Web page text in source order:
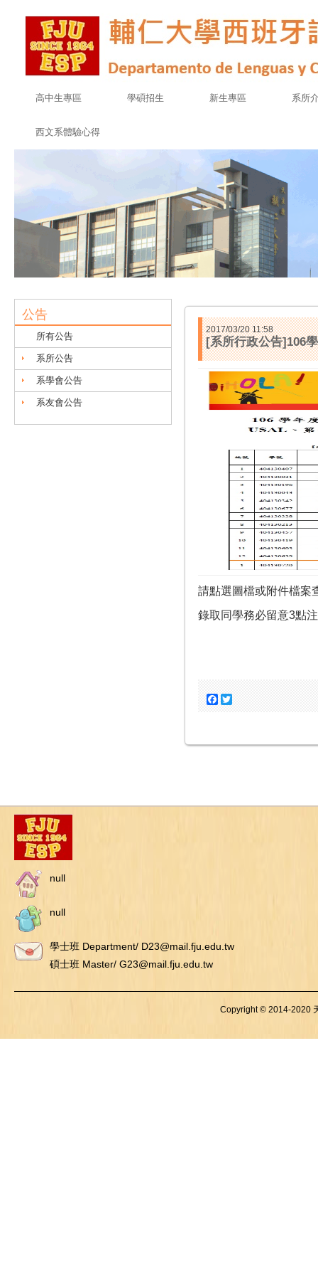
高中生專區 學碩招生 新生專區 系所
西文系體驗心得
公告
所有公告
系所公告
系學會公告
系友會公告
2017/03/20 11:58
[系所行政公告]106
請點選圖檔或附件檔案
錄取同學務必留意3點
Facebook
null
null
學士班 Department/ D23@mail.fju.edu.tw
碩士班 Master/ G23@mail.fju.edu.tw
Copyright © 2014-2020